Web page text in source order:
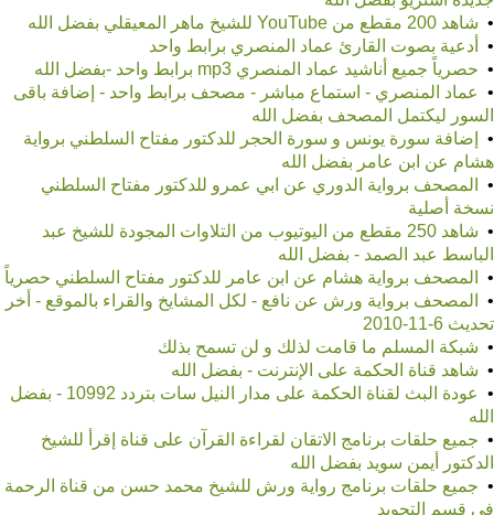
• شاهد 200 مقطع من YouTube للشيخ ماهر المعيقلي بفضل الله
• أدعية بصوت القارئ عماد المنصري برابط واحد
• حصرياً جميع أناشيد عماد المنصري mp3 برابط واحد -بفضل الله
• عماد المنصري - استماع مباشر - مصحف برابط واحد - إضافة باقى
السور ليكتمل المصحف بفضل الله
•
إضافة سورة يونس و سورة الحجر للدكتور مفتاح السلطني برواية
هشام عن ابن عامر بفضل الله
•
المصحف برواية الدوري عن ابي عمرو للدكتور مفتاح السلطني
نسخة أصلية
•
شاهد 250 مقطع من اليوتيوب من التلاوات المجودة للشيخ عبد
الباسط عبد الصمد - بفضل الله
• المصحف برواية هشام عن ابن عامر للدكتور مفتاح السلطني حصرياً
•
المصحف برواية ورش عن نافع - لكل المشايخ والقراء بالموقع - أخر
تحديث 6-11-2010
• شبكة المسلم ما قامت لذلك و لن تسمح بذلك
• شاهد قناة الحكمة على الإنترنت - بفضل الله
•
عودة البث لقناة الحكمة على مدار النيل سات بتردد 10992 - بفضل
الله
• جميع حلقات برنامج الاتقان لقراءة القرآن على قناة إقرأ للشيخ
الدكتور أيمن سويد بفضل الله
• جميع حلقات برنامج رواية ورش للشيخ محمد حسن من قناة الرحمة
فى قسم التجويد